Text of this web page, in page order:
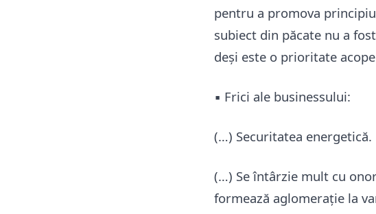
pentru a promova
subiect din păcate nu a
deși este o prioritate
▪️ Frici ale businessului:
(…) Securitatea energetică.
(…) Se întârzie mult cu
formează aglomerație la